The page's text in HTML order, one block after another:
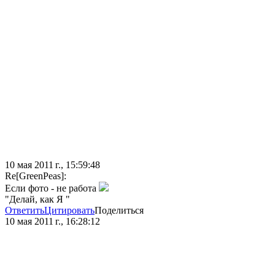
10 мая 2011 г., 15:59:48
Re[GreenPeas]:
Если фото - не работа
"Делай, как Я "
ОтветитьЦитироватьПоделиться
10 мая 2011 г., 16:28:12